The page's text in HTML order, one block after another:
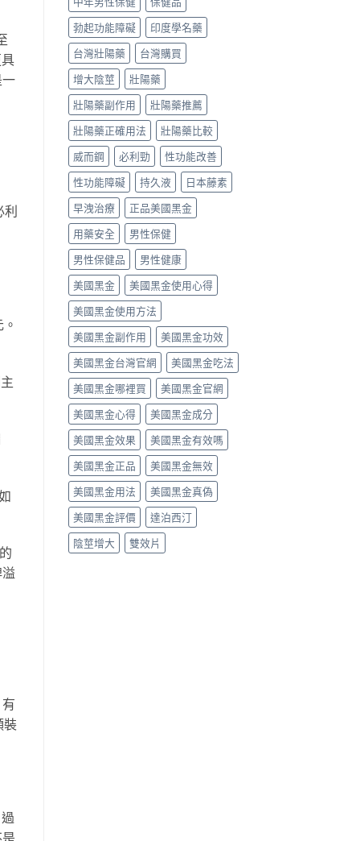
利
裝
搞
懂〉
中
分、
用
法、
效
果
與
真
假
辨
別〉
中
實
際
使
用
三
月
心
得：
成
分、
吃
法、
副
作
與
假
辨
別〉
中
錠
怎
麼
吃？
藥
親
身
經
驗
談
每
日
保
養、
作
用
與
價
格〉
中
勃起功能障礙
印度學名藥
台灣壯陽藥
台灣購買
增大陰莖
壯陽藥
壯陽藥副作用
壯陽藥推薦
壯陽藥正確用法
壯陽藥比較
威而鋼
必利勁
性功能改善
性功能障礙
持久液
日本藤素
早洩治療
正品美國黑金
用藥安全
男性保健
男性保健品
男性健康
美國黑金
美國黑金使用心得
美國黑金使用方法
美國黑金副作用
美國黑金功效
美國黑金台灣官網
美國黑金吃法
美國黑金哪裡買
美國黑金官網
美國黑金心得
美國黑金成分
美國黑金效果
美國黑金有效嗎
美國黑金正品
美國黑金無效
美國黑金用法
美國黑金真偽
美國黑金評價
達泊西汀
陰莖增大
雙效片